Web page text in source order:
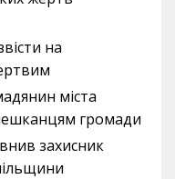
на
міста
громади
захисник